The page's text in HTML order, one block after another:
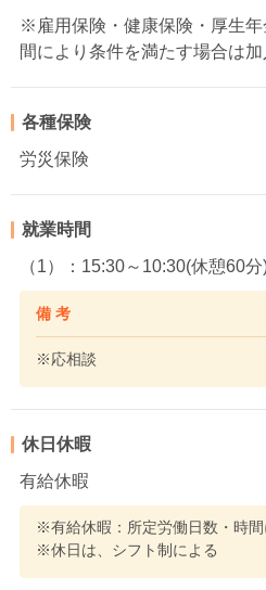
※雇用保険・健康保険・厚生
間により条件を満たす場合は加
各種保険
労災保険
就業時間
（1）：15:30～10:30(休憩60分
備 考
※応相談
休日休暇
有給休暇
※有給休暇：所定労働日数・時
※休日は、シフト制による